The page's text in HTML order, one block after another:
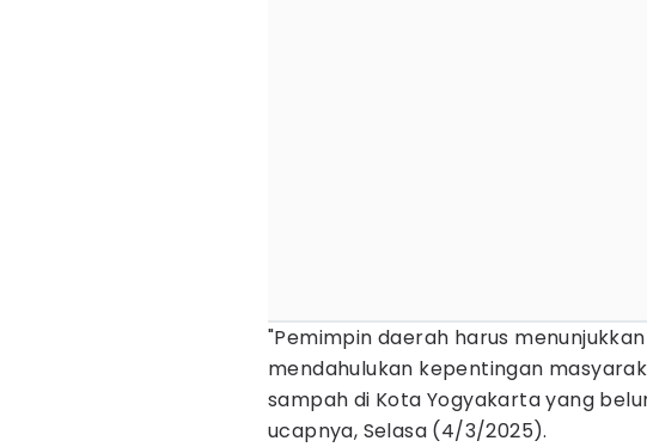
"Pemimpin daerah harus
mendahulukan kepentingan
sampah di Kota Yogyakarta yang
ucapnya, Selasa (4/3/2025).